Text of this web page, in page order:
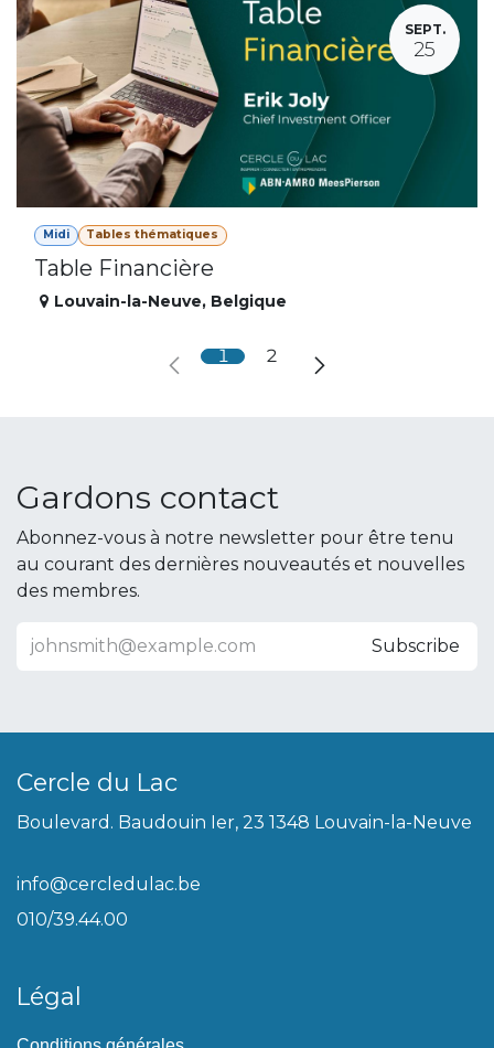
SEPT.
25
Midi Tables thématiques
Table Financière
Louvain-la-Neuve, Belgique
1 2
Gardons contact
Abonnez-vous à notre newsletter pour être tenu
au courant des dernières nouveautés et nouvelles
des membres.
Subscribe
Cercle du Lac
Boulevard. Baudouin Ier, 23 1348 Louvain-la-Neuve
info@cercledulac.be
010/39.44.00
Légal